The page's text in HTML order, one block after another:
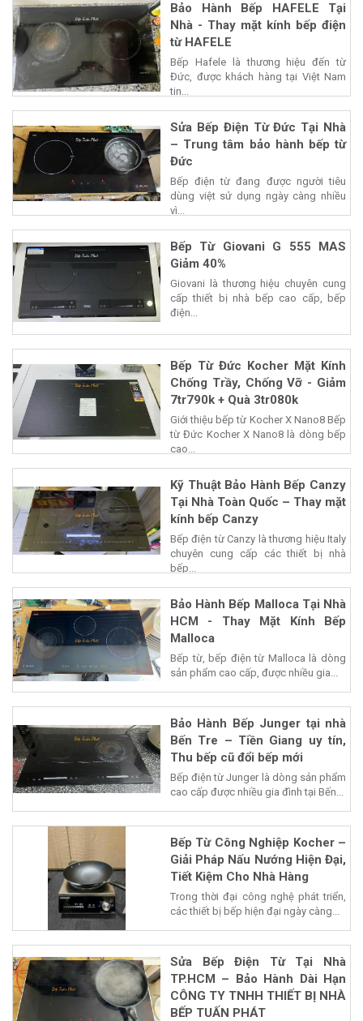
Bảo Hành Bếp HAFELE Tại
Nhà - Thay mặt kính bếp điện
từ HAFELE
Bếp Hafele là thương hiệu đến từ
Đức, được khách hàng tại Việt Nam
tin...
Sửa Bếp Điện Từ Đức Tại Nhà
– Trung tâm bảo hành bếp từ
Đức
Bếp điện từ đang được người tiêu
dùng việt sử dụng ngày càng nhiều
vì...
Bếp Từ Giovani G 555 MAS
Giảm 40%
Giovani là thương hiệu chuyên cung
cấp thiết bị nhà bếp cao cấp, bếp
điện...
Bếp Từ Đức Kocher Mặt Kính
Chống Trầy, Chống Vỡ - Giảm
7tr790k + Quà 3tr080k
Giới thiệu bếp từ Kocher X Nano8 Bếp
từ Đức Kocher X Nano8 là dòng bếp
cao...
Kỹ Thuật Bảo Hành Bếp Canzy
Tại Nhà Toàn Quốc – Thay mặt
kính bếp Canzy
Bếp điện từ Canzy là thương hiệu Italy
chuyên cung cấp các thiết bị nhà
bếp...
Bảo Hành Bếp Malloca Tại Nhà
HCM - Thay Mặt Kính Bếp
Malloca
Bếp từ, bếp điện từ Malloca là dòng
sản phẩm cao cấp, được nhiều gia...
Bảo Hành Bếp Junger tại nhà
Bến Tre – Tiền Giang uy tín,
Thu bếp cũ đổi bếp mới
Bếp điện từ Junger là dòng sản phẩm
cao cấp được nhiều gia đình tại Bến...
Bếp Từ Công Nghiệp Kocher –
Giải Pháp Nấu Nướng Hiện Đại,
Tiết Kiệm Cho Nhà Hàng
Trong thời đại công nghệ phát triển,
các thiết bị bếp hiện đại ngày càng...
Sửa Bếp Điện Từ Tại Nhà
TP.HCM – Bảo Hành Dài Hạn
CÔNG TY TNHH THIẾT BỊ NHÀ
BẾP TUẤN PHÁT